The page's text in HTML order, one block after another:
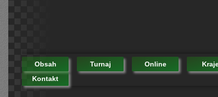
Obsah Turnaj Online
Kontakt